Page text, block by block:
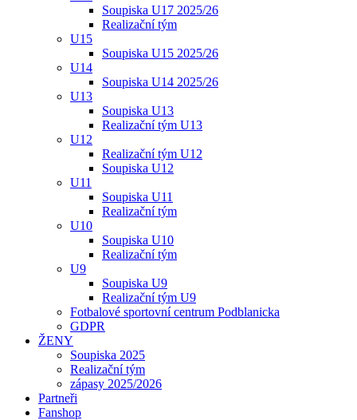
Soupiska U17 2025/26
Realizační tým
U15
Soupiska U15 2025/26
U14
Soupiska U14 2025/26
U13
Soupiska U13
Realizační tým U13
U12
Realizační tým U12
Soupiska U12
U11
Soupiska U11
Realizační tým
U10
Soupiska U10
Realizační tým
U9
Soupiska U9
Realizační tým U9
Fotbalové sportovní centrum Podblanicka
GDPR
ŽENY
Soupiska 2025
Realizační tým
zápasy 2025/2026
Partneři
Fanshop